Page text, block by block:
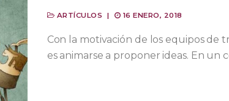
ARTÍCULOS | 16 ENERO, 2018
Con la motivación de los equipos de
es animarse a proponer ideas. En